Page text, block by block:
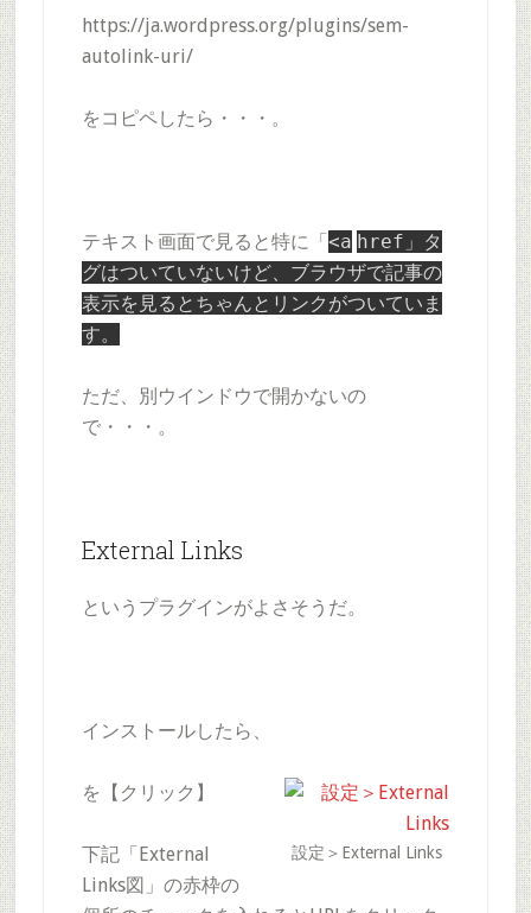
https://ja.wordpress.org/plugins/sem-
autolink-uri/
をコピペしたら・・・。
テキスト画面で見ると特に「<a href」タ
グはついていないけど、ブラウザで記事の
表示を見るとちゃんとリンクがついていま
す。
ただ、別ウインドウで開かないの
で・・・。
External Links
というプラグインがよさそうだ。
インストールしたら、
設定＞External Links
を【クリック】
下記「External
Links図」の赤枠の